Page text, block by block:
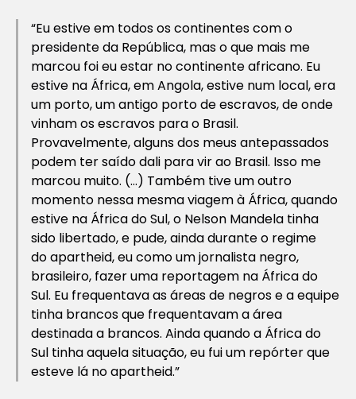
“Eu estive em todos os continentes com o
presidente da República, mas o que mais me
marcou foi eu estar no continente africano. Eu
estive na África, em Angola, estive num local, era
um porto, um antigo porto de escravos, de onde
vinham os escravos para o Brasil.
Provavelmente, alguns dos meus antepassados
podem ter saído dali para vir ao Brasil. Isso me
marcou muito. (…) Também tive um outro
momento nessa mesma viagem à África, quando
estive na África do Sul, o Nelson Mandela tinha
sido libertado, e pude, ainda durante o regime
doapartheid, eu como um jornalista negro,
brasileiro, fazer uma reportagem na África do
Sul. Eu frequentava as áreas de negros e a equipe
tinha brancos que frequentavam a área
destinada a brancos. Ainda quando a África do
Sul tinha aquela situação, eu fui um repórter que
esteve lá noapartheid.”